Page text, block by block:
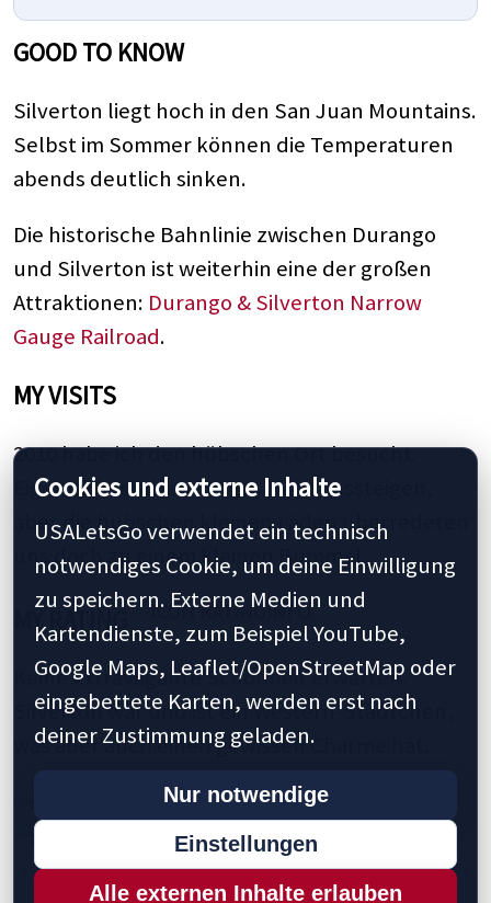
GOOD TO KNOW
Silverton liegt hoch in den San Juan Mountains.
Selbst im Sommer können die Temperaturen
abends deutlich sinken.
Die historische Bahnlinie zwischen Durango
und Silverton ist weiterhin eine der großen
Attraktionen: Durango & Silverton Narrow
Gauge Railroad.
MY VISITS
2010 habe ich den hübschen Ort besucht.
Eigentlich wollten wir gar nicht aussteigen,
aber die hübschen kleinen Läden überredeten
uns doch zu einem kleinen Bummel.
MY RATING
Keine extravagante Schönheit erwarten.
Silverton war und ist ein Western-Städtchen,
was aber auch einen gewissen Charme hat.
Cookies und externe Inhalte
USALetsGo verwendet ein technisch
notwendiges Cookie, um deine Einwilligung
zu speichern. Externe Medien und
Kartendienste, zum Beispiel YouTube,
Google Maps, Leaflet/OpenStreetMap oder
eingebettete Karten, werden erst nach
deiner Zustimmung geladen.
Nur notwendige
Einstellungen
Alle externen Inhalte erlauben